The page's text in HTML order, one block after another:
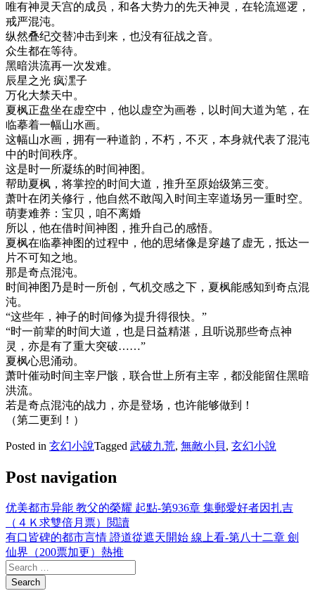
唯有神灵天宫的成员，和各大势力的先天神灵，在轮流巡逻，
戒严混沌。
纵然叠纪交替冲击到来，也没有征战之音。
众生都在等待。
黑暗洪流再一次发难。
辰星之光 疯潶子
万化大禁天中。
夏枫正盘坐在虚空中，他以虚空为画卷，以时间大道为笔，在
临摹着一幅山水画。
这幅山水画，拥有一种道韵，不朽，不灭，本身就代表了混沌
中的时间秩序。
这是时一所凝练的时间神图。
帮助夏枫，将掌控的时间大道，推升至原始级第三变。
萧叶在闭关修行，他自然不敢闯入时间主宰道场另一重时空。
萌妻难养：宝贝，咱不离婚
所以，他在借时间神图，推升自己的感悟。
夏枫在临摹神图的过程中，他的思绪像是穿越了虚无，抵达一
片不可知之地。
那是奇点混沌。
时间神图乃是时一所创，气机交感之下，夏枫能感知到奇点混
沌。
“这些年，神子的时间修为提升得很快。”
“时一前辈的时间大道，也是日益精湛，且听说那些奇点神
灵，亦是有了重大突破……”
夏枫心思涌动。
萧叶催动时间主宰尸骸，联合世上所有主宰，都没能留住黑暗
洪流。
若是奇点混沌的战力，亦是登场，也许能够做到！
（第二更到！）
Posted in 玄幻小說Tagged 武破九荒, 無敵小貝, 玄幻小說
Post navigation
优美都市异能 教父的榮耀 起點-第936章 集郵愛好者因扎吉
（４Ｋ求雙倍月票）閲讀
有口皆碑的都市言情 證道從遮天開始 線上看-第八十二章 劍
仙界（200票加更）熱推